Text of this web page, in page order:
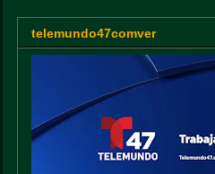
telemundo47comver